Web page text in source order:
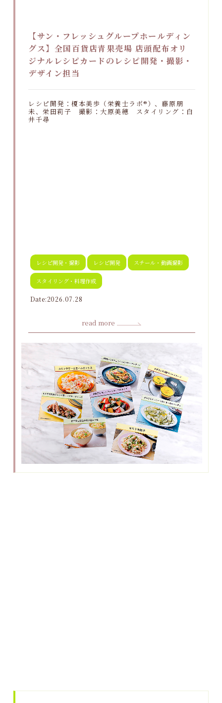
【サン・フレッシュグループホールディン
グス】全国百貨店青果売場 店頭配布オリ
ジナルレシピカードのレシピ開発・撮影・
デザイン担当
レシピ開発：榎本美歩（栄養士ラボ®）、藤原朋
未、栄田莉子 撮影：大原美穂 スタイリング：白
井千尋
レシピ開発・撮影 レシピ開発 スチール・動画撮影
スタイリング・料理作成
Date:2026.07.28
read more